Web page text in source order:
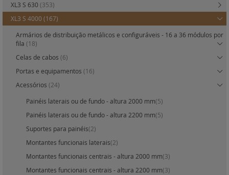
XL3 S 630 (353)
XL3 S 4000 (167)
Armários de distribuição metálicos e configuráveis - 16 a 36 módulos por
fila (18)
Celas de cabos (6)
Portas e equipamentos (16)
Acessórios (24)
Painéis laterais ou de fundo - altura 2000 mm(5)
Painéis laterais ou de fundo - altura 2200 mm(5)
Suportes para painéis(2)
Montantes funcionais laterais(2)
Montantes funcionais centrais - altura 2000 mm(3)
Montantes funcionais centrais - altura 2200 mm(3)